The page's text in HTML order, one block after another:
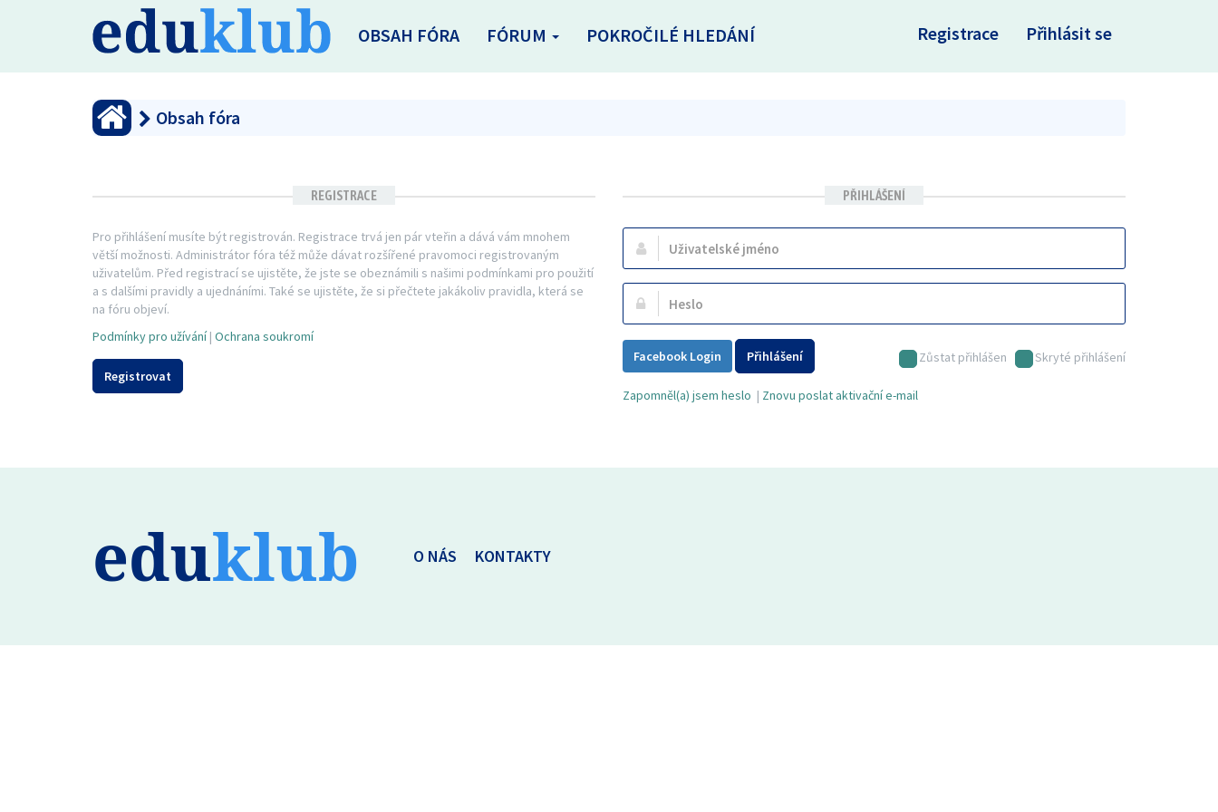
OBSAH FÓRA FÓRUM POKROČILÉ HLEDÁNÍ Registrace Přihlásit se
Obsah fóra
REGISTRACE
Pro přihlášení musíte být registrován. Registrace trvá jen pár vteřin a dává vám mnohem
větší možnosti. Administrátor fóra též může dávat rozšířené pravomoci registrovaným
uživatelům. Před registrací se ujistěte, že jste se obeznámili s našimi podmínkami pro použití
a s dalšími pravidly a ujednáními. Také se ujistěte, že si přečtete jakákoliv pravidla, která se
na fóru objeví.
Podmínky pro užívání| Ochrana soukromí
Registrovat
PŘIHLÁŠENÍ
Uživatelské
jméno:
Heslo:
Zůstat přihlášen Skryté přihlášení
Facebook Login Přihlášení
Zapomněl(a) jsem heslo | Znovu poslat aktivační e-mail
eduklub O NÁS KONTAKTY